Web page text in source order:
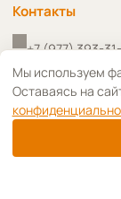
Контакты
+7 (977) 393-
+7 (910) 418-
Мы используем
Оставаясь на